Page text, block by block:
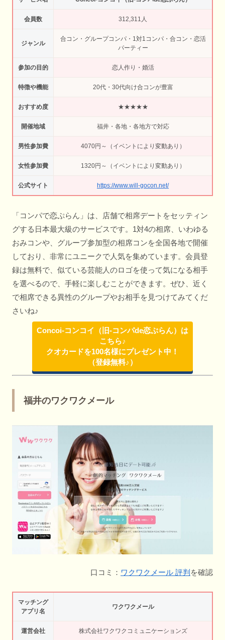
会員数 312,311人
ジャンル
合コン・グループコンパ・1対1コンパ・合コン・恋活
パーティー
参加の目的 恋人作り・婚活
特徴や機能 20代・30代向け合コンが豊富
おすすめ度 ★★★★★
開催地域 福井・各地・各地方で対応
男性参加費 4070円～（イベントにより変動あり）
女性参加費 1320円～（イベントにより変動あり）
公式サイト https://www.will-gocon.net/
「コンパで恋ぷらん」は、店舗で相席デートをセッティン
グする日本最大級のサービスです。1対4の相席、いわゆる
おみコンや、グループ参加型の相席コンを全国各地で開催
しており、非常にユニークで人気を集めています。会員登
録は無料で、似ている芸能人のロゴを使って気になる相手
を選べるので、手軽に楽しむことができます。ぜひ、近く
で相席できる異性のグループやお相手を見つけてみてくだ
さいね♪
Concoi-コンコイ（旧-コンパde恋ぷらん）は
こちら♪
クオカードを100名様にプレゼント中！
（登録無料♪）
福井のワクワクメール
口コミ： ワクワクメール 評判 を確認
マッチング
アプリ名
ワクワクメール
運営会社 株式会社ワクワクコミュニケーションズ